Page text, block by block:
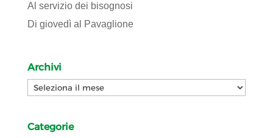
Al servizio dei bisognosi
Di giovedì al Pavaglione
Archivi
Archivi
Categorie